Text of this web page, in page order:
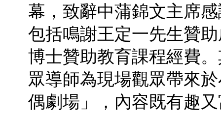
幕，致辭中蒲錦文主席
包括鳴謝王定一先生贊
博士贊助教育課程經費
眾導師為現場觀眾帶來
偶劇場」，內容既有趣